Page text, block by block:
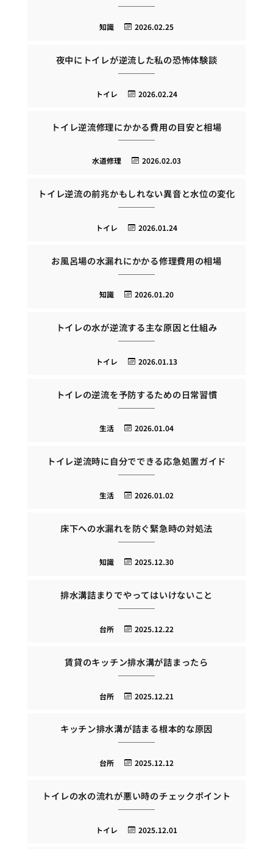
2026.02.25
知識
夜中にトイレが逆流した私の恐怖体験談
2026.02.24
トイレ
トイレ逆流修理にかかる費用の目安と相場
2026.02.03
水道修理
トイレ逆流の前兆かもしれない異音と水位の変化
2026.01.24
トイレ
お風呂場の水漏れにかかる修理費用の相場
2026.01.20
知識
トイレの水が逆流する主な原因と仕組み
2026.01.13
トイレ
トイレの逆流を予防するための日常習慣
2026.01.04
生活
トイレ逆流時に自分でできる応急処置ガイド
2026.01.02
生活
床下への水漏れを防ぐ緊急時の対処法
2025.12.30
知識
排水溝詰まりでやってはいけないこと
2025.12.22
台所
賃貸のキッチン排水溝が詰まったら
2025.12.21
台所
キッチン排水溝が詰まる根本的な原因
2025.12.12
台所
トイレの水の流れが悪い時のチェックポイント
2025.12.01
トイレ